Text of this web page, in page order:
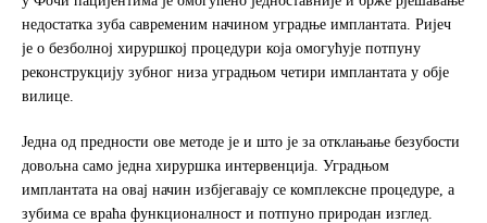
k
недостатка зуба савременим начином уградње имплантата. Ријеч
је о безболној хируршкој процедури која омогућује потпуну
реконструкцију зубног низа уградњом четири имплантата у обје
вилице.
Једна од предности ове методе је и што је за отклањање безубости
довољна само једна хируршка интервенција. Уградњом
имплантата на овај начин избјегавају се комплексне процедуре, а
зубима се враћа функционалност и потпуно природан изглед.